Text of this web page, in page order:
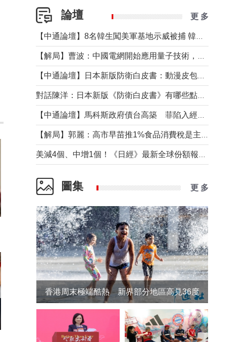
論壇 更 多
圖集 更 多
香港周末極端酷熱 新界部分地區高見36度